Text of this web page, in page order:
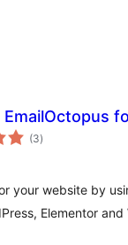
EmailOctopus
(3total
de
)
your website by
Elementor and